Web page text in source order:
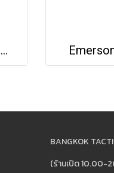
Spyderco MANBUG® WHARNCLIFFE
BANGKOK
(ร้านเปิด 10.00-